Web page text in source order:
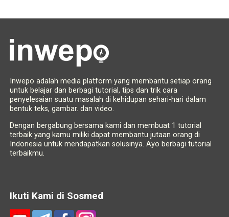
Inwepo adalah media platform yang membantu setiap orang
untuk belajar dan berbagi tutorial, tips dan trik cara
penyelesaian suatu masalah di kehidupan sehari-hari dalam
bentuk teks, gambar. dan video.
Dengan bergabung bersama kami dan membuat 1 tutorial
terbaik yang kamu miliki dapat membantu jutaan orang di
Indonesia untuk mendapatkan solusinya. Ayo berbagi tutorial
terbaikmu.
Ikuti Kami di Sosmed